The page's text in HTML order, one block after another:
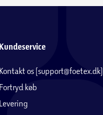
Kundeservice
Kontakt os (support@foetex.dk)
Fortryd køb
Levering